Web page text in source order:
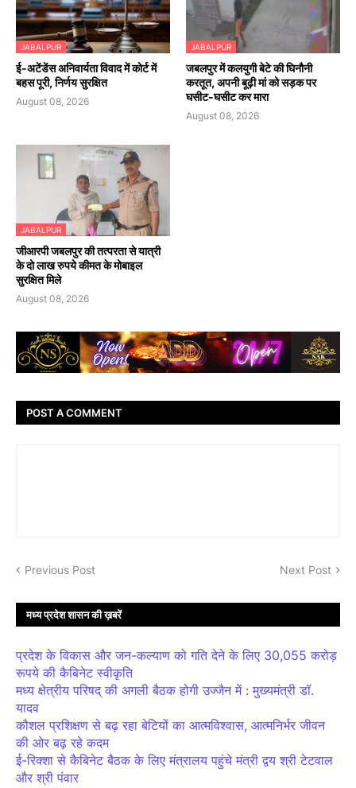
JABALPUR
​ई-अटेंडेंस अनिवार्यता विवाद में कोर्ट में
बहस पूरी, निर्णय सुरक्षित
August 08, 2026
JABALPUR
जबलपुर में कलयुगी बेटे की घिनौनी
करतूत, अपनी बूढ़ी मां को सड़क पर
घसीट-घसीट कर मारा
August 08, 2026
JABALPUR
जीआरपी जबलपुर की तत्परता से यात्री
के दो लाख रुपये कीमत के मोबाइल
सुरक्षित मिले
August 08, 2026
POST A COMMENT
Previous Post Next Post
मध्य प्रदेश शासन की ख़बरें
प्रदेश के विकास और जन-कल्याण को गति देने के लिए 30,055 करोड़
रूपये की कैबिनेट स्वीकृति
मध्य क्षेत्रीय परिषद् की अगली बैठक होगी उज्जैन में : मुख्यमंत्री डॉ.
यादव
कौशल प्रशिक्षण से बढ़ रहा बेटियों का आत्मविश्वास, आत्मनिर्भर जीवन
की ओर बढ़ रहे कदम
ई-रिक्शा से कैबिनेट बैठक के लिए मंत्रालय पहुंचे मंत्री द्वय श्री टेटवाल
और श्री पंवार